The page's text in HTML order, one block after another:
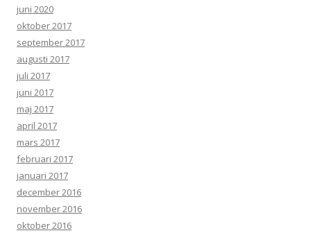
juni 2020
oktober 2017
september 2017
augusti 2017
juli 2017
juni 2017
maj 2017
april 2017
mars 2017
februari 2017
januari 2017
december 2016
november 2016
oktober 2016